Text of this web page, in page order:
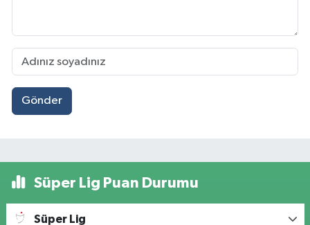
Gönder
Süper Lig Puan Durumu
Süper Lig